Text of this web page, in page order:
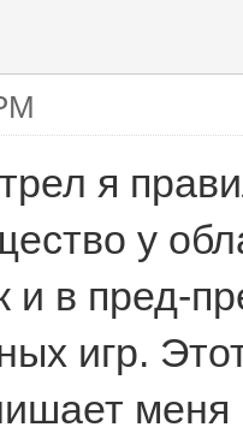
я
у
и в пред-
игр.